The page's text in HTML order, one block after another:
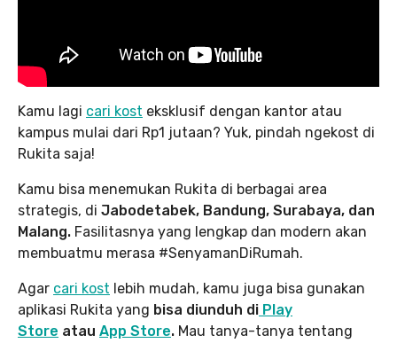
Kamu lagi cari kost eksklusif dengan kantor atau
kampus mulai dari Rp1 jutaan? Yuk, pindah ngekost di
Rukita saja!
Kamu bisa menemukan Rukita di berbagai area
strategis, di Jabodetabek, Bandung, Surabaya, dan
Malang. Fasilitasnya yang lengkap dan modern akan
membuatmu merasa #SenyamanDiRumah.
Agar cari kost lebih mudah, kamu juga bisa gunakan
aplikasi Rukita yang bisa diunduh di Play
Store atau App Store. Mau tanya-tanya tentang